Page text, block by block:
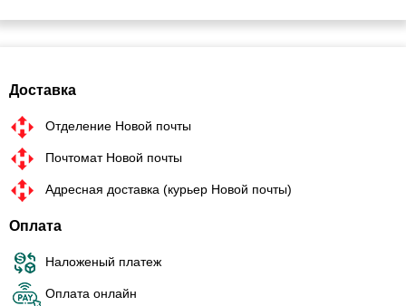
Доставка
Отделение Новой почты
Почтомат Новой почты
Адресная доставка (курьер Новой почты)
Оплата
Наложеный платеж
Оплата онлайн